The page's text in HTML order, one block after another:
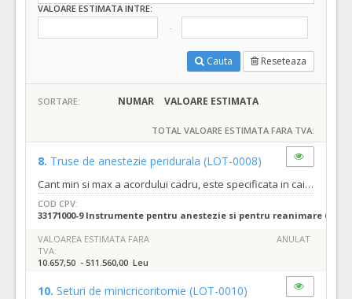
VALOARE ESTIMATA INTRE:
Cauta Reseteaza
SORTARE: NUMAR VALOARE ESTIMATA
TOTAL VALOARE ESTIMATA FARA TVA:
8. Truse de anestezie peridurala (LOT-0008)
Cant min si max a acordului cadru, este specificata in caietul de sarcini, al prezentei documentatii.
COD CPV:
33171000-9 Instrumente pentru anestezie si pentru reanimare
VALOAREA ESTIMATA FARA
TVA:
10.657,50 - 511.560,00 Leu
ANULAT
10. Seturi de minicricoritomie (LOT-0010)